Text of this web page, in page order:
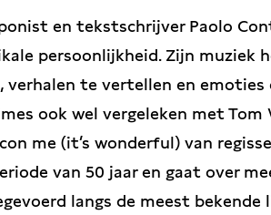
en tekstschrijver Paolo
persoonlijkheid. Zijn muziek
verhalen te vertellen en emoties
ook wel vergeleken met Tom
me (it’s wonderful) van
van 50 jaar en gaat over
langs de meest bekende